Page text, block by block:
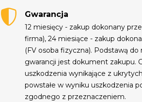
Gwarancja
12 miesięcy - zakup dokonany
firma), 24 miesiące - zakup
(FV osoba fizyczna). Podstawą do
gwarancji jest dokument zakupu.
uszkodzenia wynikające z
powstałe w wyniku uszkodzenia
zgodnego z przeznaczeniem.